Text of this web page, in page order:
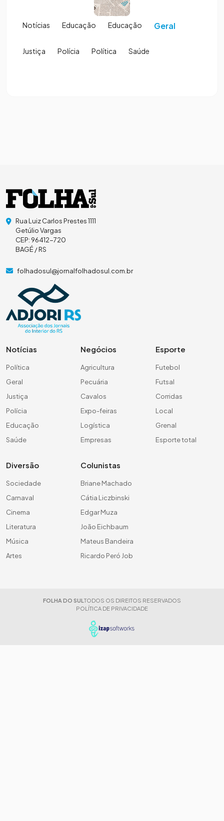
Notícias Educação Educação Geral
Justiça Polícia Política Saúde
Rua Luiz Carlos Prestes 1111
Getúlio Vargas
CEP: 96412-720
BAGÉ / RS
folhadosul@jornalfolhadosul.com.br
Notícias
Política
Geral
Justiça
Polícia
Educação
Saúde
Negócios
Agricultura
Pecuária
Cavalos
Expo-feiras
Logística
Empresas
Esporte
Futebol
Futsal
Corridas
Local
Grenal
Esporte total
Diversão
Sociedade
Carnaval
Cinema
Literatura
Música
Artes
Colunistas
Briane Machado
Cátia Liczbinski
Edgar Muza
João Eichbaum
Mateus Bandeira
Ricardo Peró Job
FOLHA DO SUL TODOS OS DIREITOS RESERVADOS
POLÍTICA DE PRIVACIDADE